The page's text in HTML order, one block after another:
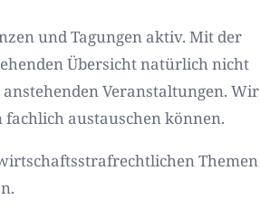
und Tagungen aktiv. Mit der
Übersicht natürlich nicht
Veranstaltungen. Wir
austauschen können.
Themen